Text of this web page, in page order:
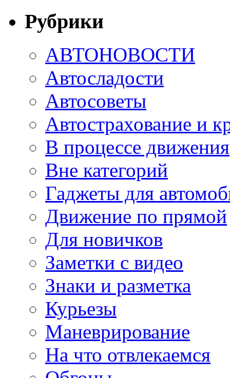
Рубрики
АВТОНОВОСТИ
Автосладости
Автосоветы
Автострахование и
В процессе движения
Вне категорий
Гаджеты для
Движение по прямой
Для новичков
Заметки с видео
Знаки и разметка
Курьезы
Маневрирование
На что отвлекаемся